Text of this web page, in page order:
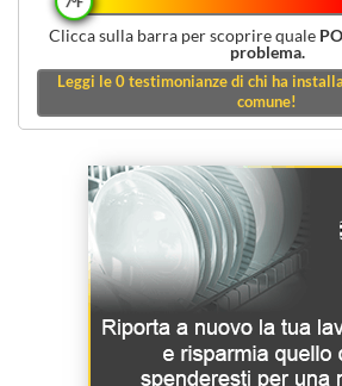
Clicca sulla barra per scoprire quale
problema.
Leggi le0testimonianze di chi ha
comune!